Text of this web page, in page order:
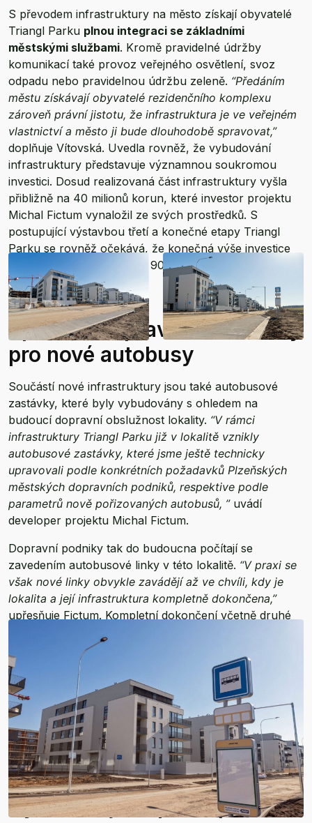
S převodem infrastruktury na město získají obyvatelé
Triangl Parku plnou integraci se základními
městskými službami. Kromě pravidelné údržby
komunikací také provoz veřejného osvětlení, svoz
odpadu nebo pravidelnou údržbu zeleně. “Předáním
městu získávají obyvatelé rezidenčního komplexu
zároveň právní jistotu, že infrastruktura je ve veřejném
vlastnictví a město ji bude dlouhodobě spravovat,”
doplňuje Vítovská. Uvedla rovněž, že vybudování
infrastruktury představuje významnou soukromou
investici. Dosud realizovaná část infrastruktury vyšla
přibližně na 40 milionů korun, které investor projektu
Michal Fictum vynaložil ze svých prostředků. S
postupující výstavbou třetí a konečné etapy Triangl
Parku se rovněž očekává, že konečná výše investice
do infrastruktury dosáhne 90 milionů korun.
Speciálně upravené zastávky
pro nové autobusy
Součástí nové infrastruktury jsou také autobusové
zastávky, které byly vybudovány s ohledem na
budoucí dopravní obslužnost lokality. “V rámci
infrastruktury Triangl Parku již v lokalitě vznikly
autobusové zastávky, které jsme ještě technicky
upravovali podle konkrétních požadavků Plzeňských
městských dopravních podniků, respektive podle
parametrů nově pořizovaných autobusů, ”uvádí
developer projektu Michal Fictum.
Dopravní podniky tak do budoucna počítají se
zavedením autobusové linky v této lokalitě. “V praxi se
však nové linky obvykle zavádějí až ve chvíli, kdy je
lokalita a její infrastruktura kompletně dokončena,”
upřesňuje Fictum. Kompletní dokončení včetně druhé
Výstavba jede podle plánu